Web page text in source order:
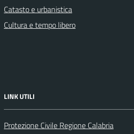
Catasto e urbanistica
Cultura e tempo libero
LINK UTILI
Protezione Civile Regione Calabria